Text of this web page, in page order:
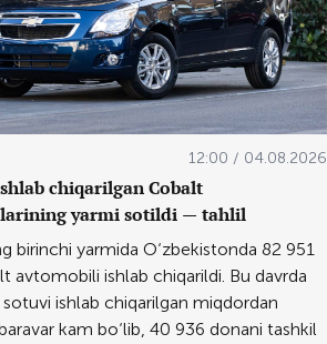
12:00 / 04.08.2026
chiqarilgan Cobalt
yarmi sotildi — tahlil
birinchi yarmida O‘zbekistonda 82 951
avtomobili ishlab chiqarildi. Bu davrda
ishlab chiqarilgan miqdordan
kam bo‘lib, 40 936 donani tashkil